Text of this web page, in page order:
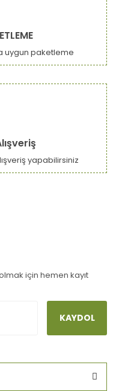
uygun paketleme
yapabilirsiniz
için hemen kayıt
KAYDOL